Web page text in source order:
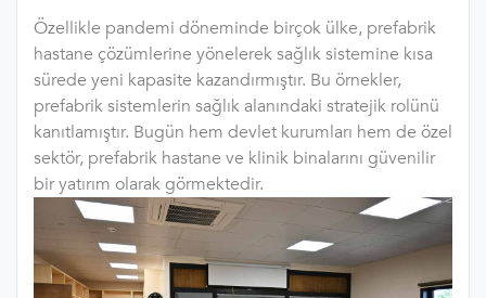
Özellikle pandemi döneminde birçok ülke, prefabrik
hastane çözümlerine yönelerek sağlık sistemine kısa
sürede yeni kapasite kazandırmıştır. Bu örnekler,
prefabrik sistemlerin sağlık alanındaki stratejik rolünü
kanıtlamıştır. Bugün hem devlet kurumları hem de özel
sektör, prefabrik hastane ve klinik binalarını güvenilir
bir yatırım olarak görmektedir.